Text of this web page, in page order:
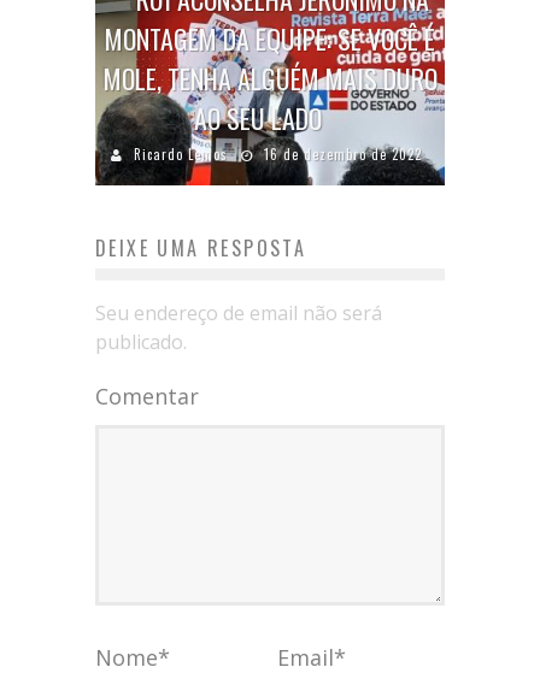
MONTAGEM DA EQUIPE: SE VOCÊ É
MOLE, TENHA ALGUÉM MAIS DURO
AO SEU LADO
Ricardo Lemos 16 de dezembro de 2022
DEIXE UMA RESPOSTA
Seu endereço de email não será
publicado.
Comentar
Nome* Email*